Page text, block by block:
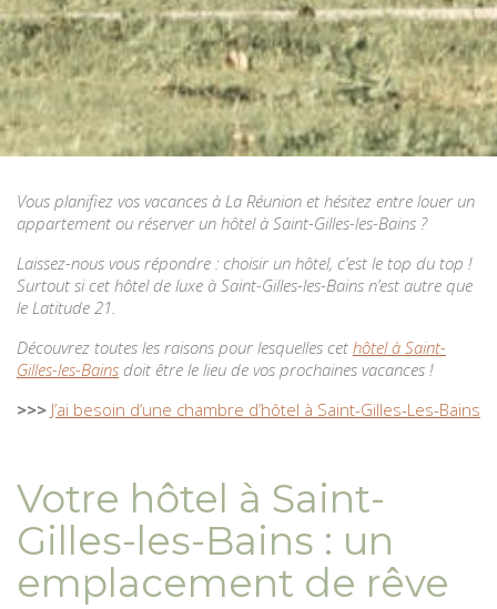
Vous planifiez vos vacances à La Réunion et hésitez entre louer un
appartement ou réserver un hôtel à Saint-Gilles-les-Bains ?
Laissez-nous vous répondre : choisir un hôtel, c’est le top du top !
Surtout si cet hôtel de luxe à Saint-Gilles-les-Bains n’est autre que
le Latitude 21.
Découvrez toutes les raisons pour lesquelles cet hôtel à Saint-
Gilles-les-Bains doit être le lieu de vos prochaines vacances !
>>> J’ai besoin d’une chambre d’hôtel à Saint-Gilles-Les-Bains
Votre hôtel à Saint-
Gilles-les-Bains : un
emplacement de rêve